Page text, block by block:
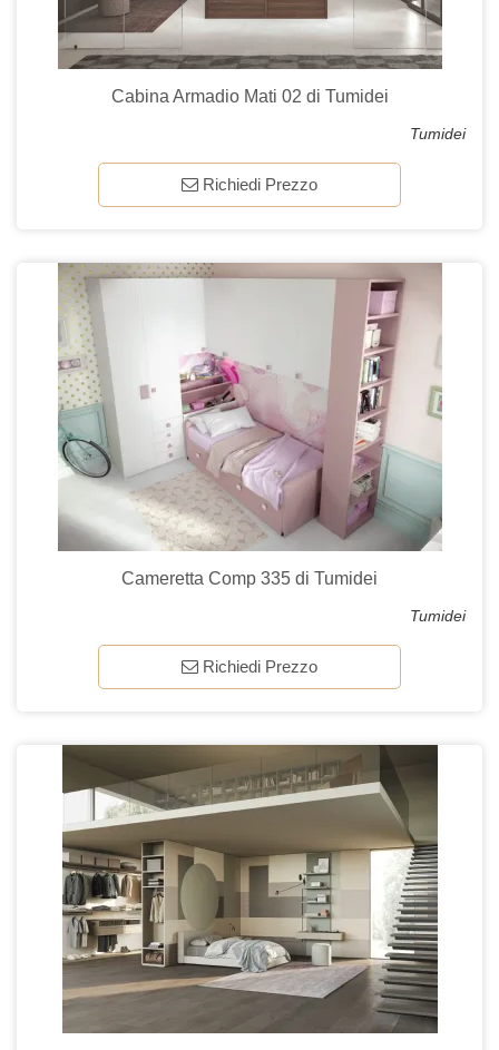
Cabina Armadio Mati 02 di Tumidei
Tumidei
Richiedi Prezzo
Cameretta Comp 335 di Tumidei
Tumidei
Richiedi Prezzo